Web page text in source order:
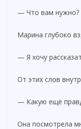
— Что вам нужно?
Марина глубоко
— Я хочу
От этих слов
— Какую ещё
Она посмотрела